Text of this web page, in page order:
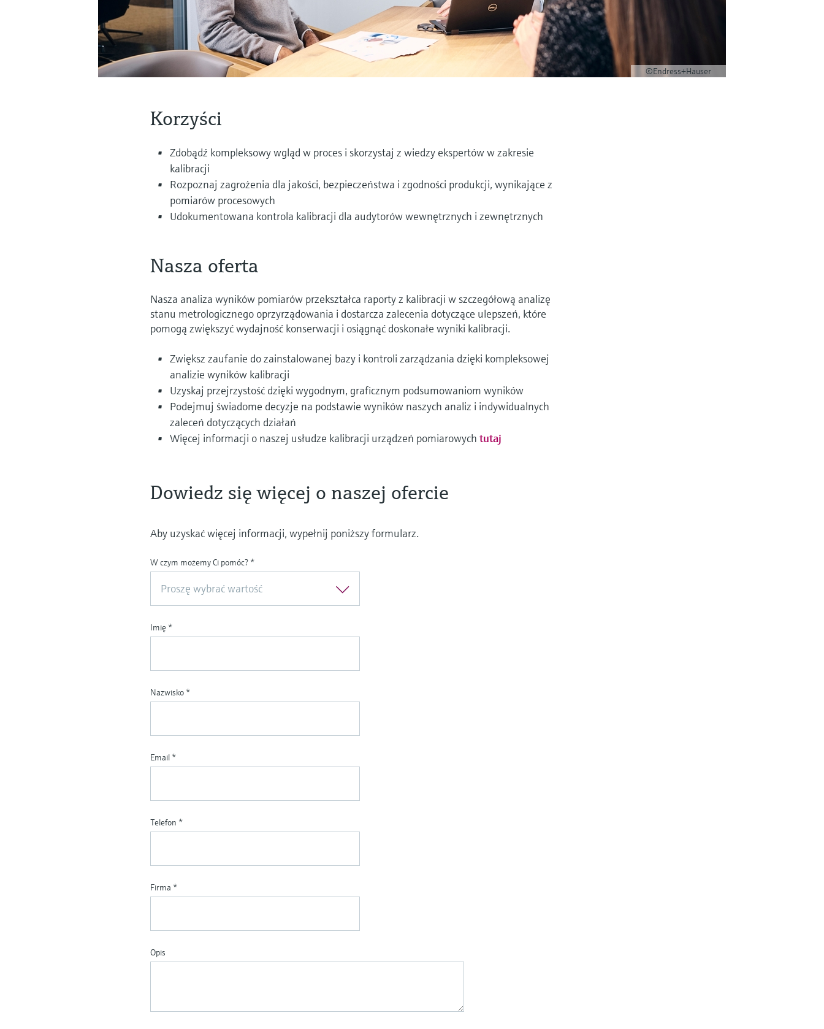
©Endress+Hauser
Korzyści
Zdobądź kompleksowy wgląd w proces i skorzystaj z wiedzy ekspertów w zakresie
kalibracji
Rozpoznaj zagrożenia dla jakości, bezpieczeństwa i zgodności produkcji, wynikające z
pomiarów procesowych
Udokumentowana kontrola kalibracji dla audytorów wewnętrznych i zewnętrznych
Nasza oferta
Nasza analiza wyników pomiarów przekształca raporty z kalibracji w szczegółową analizę
stanu metrologicznego oprzyrządowania i dostarcza zalecenia dotyczące ulepszeń, które
pomogą zwiększyć wydajność konserwacji i osiągnąć doskonałe wyniki kalibracji.
Zwiększ zaufanie do zainstalowanej bazy i kontroli zarządzania dzięki kompleksowej
analizie wyników kalibracji
Uzyskaj przejrzystość dzięki wygodnym, graficznym podsumowaniom wyników
Podejmuj świadome decyzje na podstawie wyników naszych analiz i indywidualnych
zaleceń dotyczących działań
Więcej informacji o naszej usłudze kalibracji urządzeń pomiarowychtutaj
Dowiedz się więcej o naszej ofercie
Aby uzyskać więcej informacji, wypełnij poniższy formularz.
W czym możemy Ci pomóc? *
Proszę wybrać wartość
Imię *
Nazwisko *
Email *
Telefon *
Firma *
Opis